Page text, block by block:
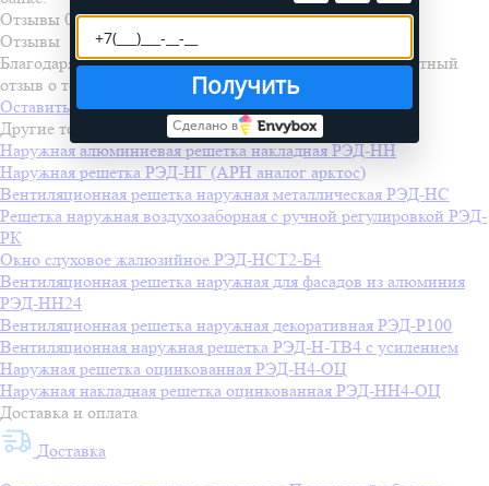
Отзывы 0
Отзывы
Благодаря вам мы становимся лучше. Оставьте свой честный
отзыв о товаре.
Оставить отзыв
Другие товары
Наружная алюминиевая решетка накладная РЭД-НН
Наружная решетка РЭД-НГ (АРН аналог арктос)
Вентиляционная решетка наружная металлическая РЭД-НС
Решетка наружная воздухозаборная с ручной регулировкой РЭД-
РК
Окно слуховое жалюзийное РЭД-НСТ2-Б4
Вентиляционная решетка наружная для фасадов из алюминия
РЭД-НН24
Вентиляционная решетка наружная декоративная РЭД-Р100
Вентиляционная наружная решетка РЭД-Н-ТВ4 с усилением
Наружная решетка оцинкованная РЭД-Н4-ОЦ
Наружная накладная решетка оцинкованная РЭД-НН4-ОЦ
Доставка и оплата
Доставка
Получить
Сделано в